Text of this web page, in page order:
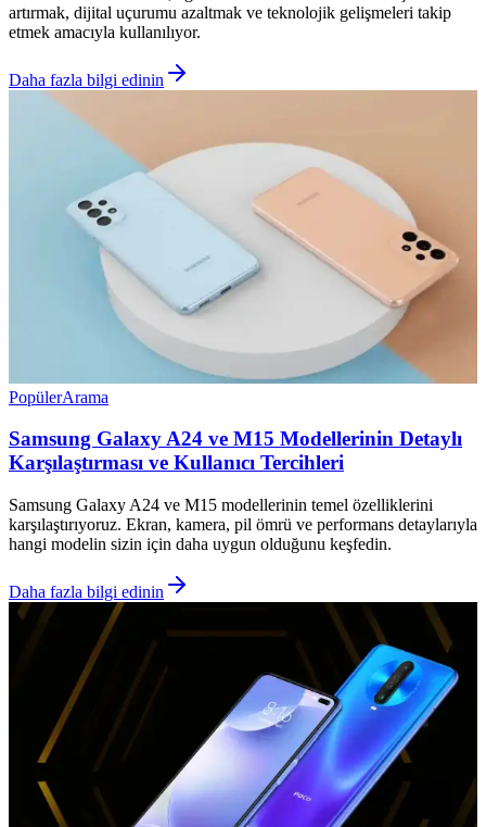
artırmak, dijital uçurumu azaltmak ve teknolojik gelişmeleri takip
etmek amacıyla kullanılıyor.
Daha fazla bilgi edinin
PopülerArama
Samsung Galaxy A24 ve M15 Modellerinin Detaylı
Karşılaştırması ve Kullanıcı Tercihleri
Samsung Galaxy A24 ve M15 modellerinin temel özelliklerini
karşılaştırıyoruz. Ekran, kamera, pil ömrü ve performans detaylarıyla
hangi modelin sizin için daha uygun olduğunu keşfedin.
Daha fazla bilgi edinin